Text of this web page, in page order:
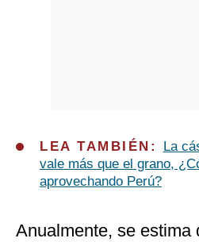
LEA TAMBIÉN:
La
vale más que el grano,
aprovechando Perú?
Anualmente, se estima